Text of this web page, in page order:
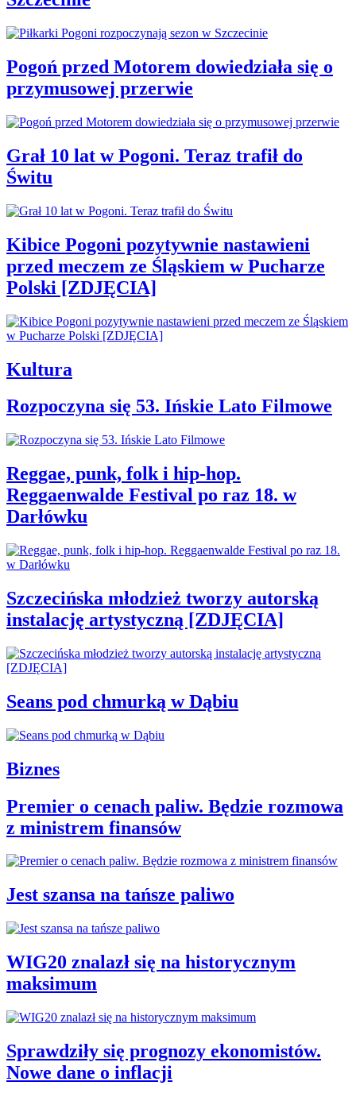
Pogoń przed Motorem dowiedziała się o
przymusowej przerwie
Grał 10 lat w Pogoni. Teraz trafił do
Świtu
Kibice Pogoni pozytywnie nastawieni
przed meczem ze Śląskiem w Pucharze
Polski [ZDJĘCIA]
Kultura
Rozpoczyna się 53. Ińskie Lato Filmowe
Reggae, punk, folk i hip-hop.
Reggaenwalde Festival po raz 18. w
Darłówku
Szczecińska młodzież tworzy autorską
instalację artystyczną [ZDJĘCIA]
Seans pod chmurką w Dąbiu
Biznes
Premier o cenach paliw. Będzie rozmowa
z ministrem finansów
Jest szansa na tańsze paliwo
WIG20 znalazł się na historycznym
maksimum
Sprawdziły się prognozy ekonomistów.
Nowe dane o inflacji